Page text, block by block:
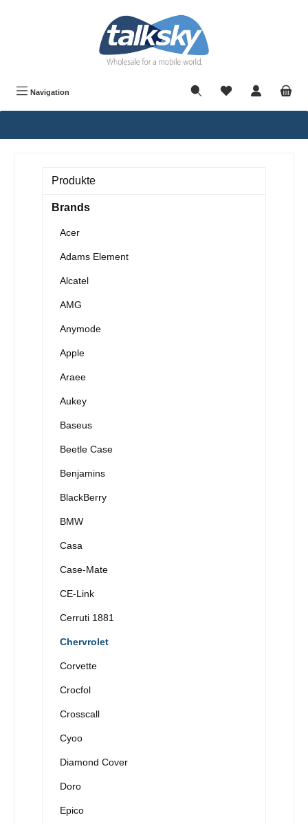
Navigation
Produkte
Brands
Acer
Adams Element
Alcatel
AMG
Anymode
Apple
Araee
Aukey
Baseus
Beetle Case
Benjamins
BlackBerry
BMW
Casa
Case-Mate
CE-Link
Cerruti 1881
Chervrolet
Corvette
Crocfol
Crosscall
Cyoo
Diamond Cover
Doro
Epico